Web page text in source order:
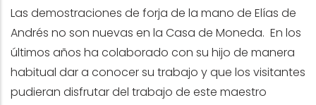
Las demostraciones de forja de la mano de Elías de
Andrés no son nuevas en la Casa de Moneda. En los
últimos años ha colaborado con su hijo de manera
habitual dar a conocer su trabajo y que los visitantes
pudieran disfrutar del trabajo de este maestro